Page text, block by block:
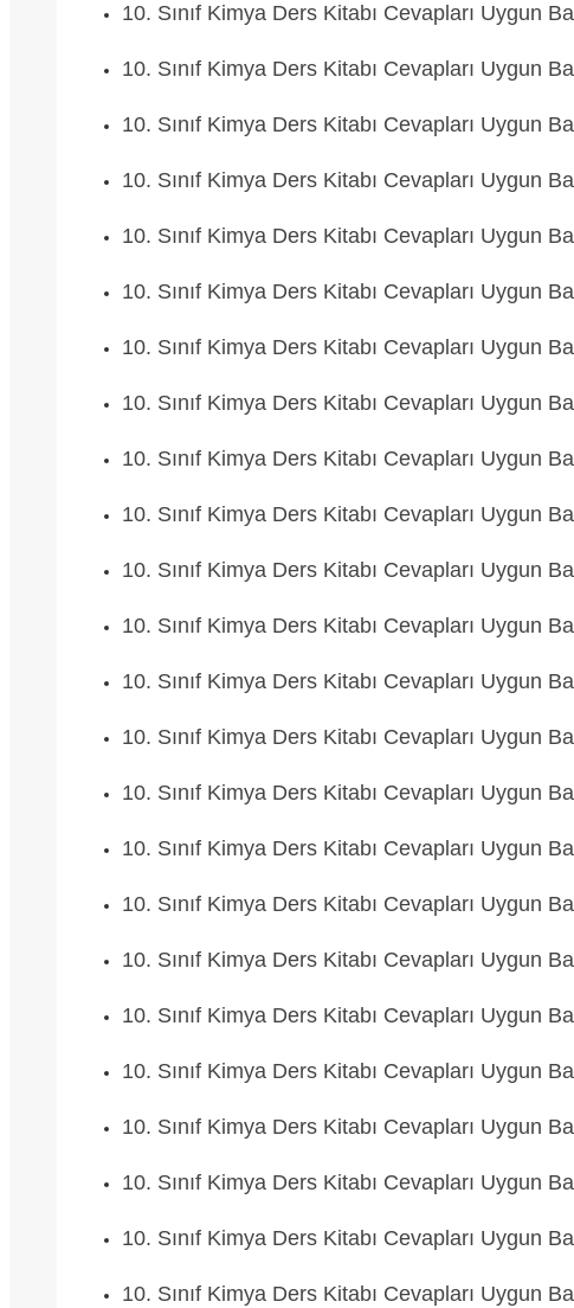
10. Sınıf Kimya Ders Kitabı Cevapları Uygun
10. Sınıf Kimya Ders Kitabı Cevapları Uygun
10. Sınıf Kimya Ders Kitabı Cevapları Uygun
10. Sınıf Kimya Ders Kitabı Cevapları Uygun
10. Sınıf Kimya Ders Kitabı Cevapları Uygun
10. Sınıf Kimya Ders Kitabı Cevapları Uygun
10. Sınıf Kimya Ders Kitabı Cevapları Uygun
10. Sınıf Kimya Ders Kitabı Cevapları Uygun
10. Sınıf Kimya Ders Kitabı Cevapları Uygun
10. Sınıf Kimya Ders Kitabı Cevapları Uygun
10. Sınıf Kimya Ders Kitabı Cevapları Uygun
10. Sınıf Kimya Ders Kitabı Cevapları Uygun
10. Sınıf Kimya Ders Kitabı Cevapları Uygun
10. Sınıf Kimya Ders Kitabı Cevapları Uygun
10. Sınıf Kimya Ders Kitabı Cevapları Uygun
10. Sınıf Kimya Ders Kitabı Cevapları Uygun
10. Sınıf Kimya Ders Kitabı Cevapları Uygun
10. Sınıf Kimya Ders Kitabı Cevapları Uygun
10. Sınıf Kimya Ders Kitabı Cevapları Uygun
10. Sınıf Kimya Ders Kitabı Cevapları Uygun
10. Sınıf Kimya Ders Kitabı Cevapları Uygun
10. Sınıf Kimya Ders Kitabı Cevapları Uygun
10. Sınıf Kimya Ders Kitabı Cevapları Uygun
10. Sınıf Kimya Ders Kitabı Cevapları Uygun